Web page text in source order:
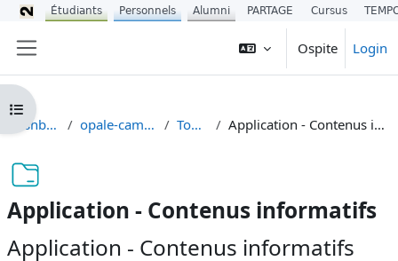
Ospite Login
Apri indice del corso
Dashboard
opale-camstudio Topic 1 Application - Contenus informatifs
Application - Contenus informatifs
Application - Contenus informatifs
Étudiants Personnels Alumni PARTAGE Cursus